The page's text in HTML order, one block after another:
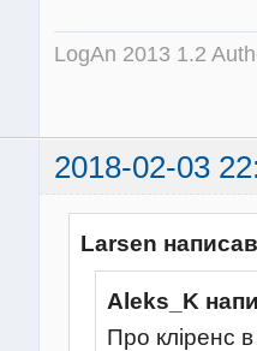
LogAn 2013 1.2
2018-02-03
Larsen
Aleks_K
Про кліренс